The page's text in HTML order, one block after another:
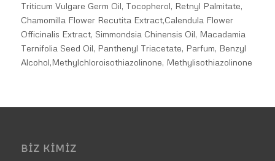
Triticum Vulgare Germ Oil, Tocopherol, Retnyl Palmitate,
Chamomilla Flower Recutita Extract,Calendula Flower
Officinalis Extract, Simmondsia Chinensis Oil, Macadamia
Ternifolia Seed Oil, Panthenyl Triacetate, Parfum, Benzyl
Alcohol,Methylchloroisothiazolinone, Methylisothiazolinone
BIZ KIMIZ